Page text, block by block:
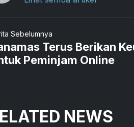
Sebelumnya
Terus Berikan
Peminjam Online
NEWS